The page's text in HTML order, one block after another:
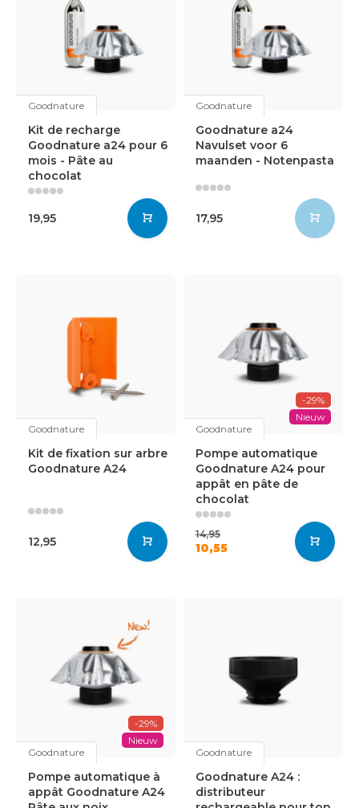
Goodnature
Kit de recharge
Goodnature a24 pour 6
mois - Pâte au
chocolat
19,95
Goodnature
Goodnature a24
Navulset voor 6
maanden - Notenpasta
17,95
Goodnature
Kit de fixation sur arbre
Goodnature A24
12,95
-29%
Nieuw
Goodnature
Pompe automatique
Goodnature A24 pour
appât en pâte de
chocolat
14,95
10,55
-29%
Nieuw
Goodnature
Pompe automatique à
appât Goodnature A24
Goodnature
Goodnature A24 :
distributeur